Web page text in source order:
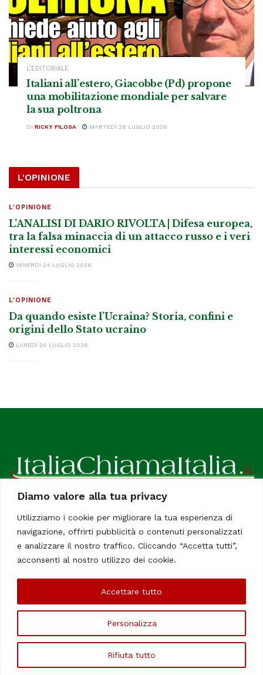
Diamo valore alla tua privacy
Utilizziamo i cookie per migliorare la tua esperienza di
navigazione, offrirti pubblicità o contenuti personalizzati
e analizzare il nostro traffico. Cliccando “Accetta tutti”,
acconsenti al nostro utilizzo dei cookie.
Personalizza
Rifiuta tutto
Accettare tutto
L’EDITORIALE
Italiani all’estero, Giacobbe (Pd) propone
una mobilitazione mondiale per salvare
la sua poltrona
DI RICKY FILOSA MARTEDÌ 28 LUGLIO 2026
L'OPINIONE
L'OPINIONE
L’ANALISI DI DARIO RIVOLTA | Difesa europea,
tra la falsa minaccia di un attacco russo e i veri
interessi economici
VENERDÌ 24 LUGLIO 2026
L'OPINIONE
Da quando esiste l’Ucraina? Storia, confini e
origini dello Stato ucraino
LUNEDÌ 20 LUGLIO 2026
ItaliaChiamaItalia, il TUO quotidiano online preferito.
Dedicato in particolare a tutti gli italiani residenti all'estero.
Tutti i diritti sono riservati. Quotidiano online indipendente
Le Firme
©Copyright 2006/2020 - ItaliaChiamaItalia